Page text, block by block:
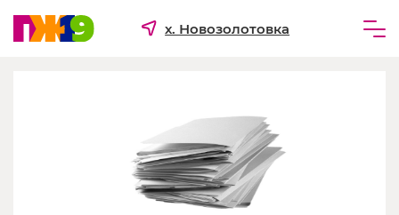
х. Новозолотовка
Для ТСЖ и УК
О компании